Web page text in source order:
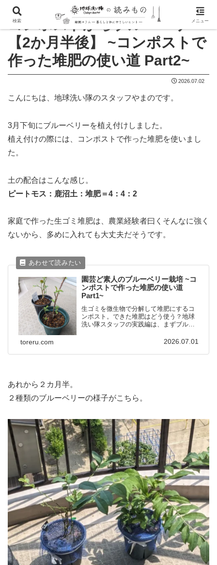
コンポストからブルーベリー
【2か月半後】 ~コンポストで
作った堆肥の使い道 Part2~
2026.07.02
こんにちは、地球洗い隊のスタッフやまのです。
3月下旬にブルーベリーを植え付けしました。
植え付けの際には、コンポストで作った堆肥を使いまし
た。
土の配合はこんな感じ。
ピートモス：鹿沼土：堆肥＝4：4：2
家庭で作った生ゴミ堆肥は、農業経験者曰くそんなに強く
ないから、多めに入れても大丈夫だそうです。
園芸ど素人のブルーベリー栽培 ~コ
ンポストで作った堆肥の使い道
Part1~
生ゴミを微生物で分解して堆肥にするコ
ンポスト。できた堆肥はどう使う？地球
洗い隊スタッフの実践編は、まずブルー
toreru.com 2026.07.01
あれから２カ月半。
２種類のブルーベリーの様子がこちら。
検索 メニュー